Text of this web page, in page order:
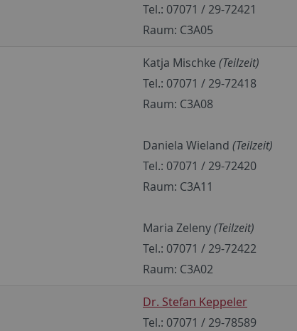
Tel.: 07071 / 29-72421
Raum: C3A05
Katja Mischke (Teilzeit)
Tel.: 07071 / 29-72418
Raum: C3A08
Daniela Wieland (Teilzeit)
Tel.: 07071 / 29-72420
Raum: C3A11
Maria Zeleny(Teilzeit)
Tel.: 07071 / 29-72422
Raum: C3A02
Dr. Stefan Keppeler
Tel.: 07071 / 29-78589